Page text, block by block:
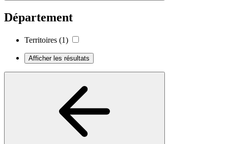
Département
Territoires (1)
Afficher les résultats